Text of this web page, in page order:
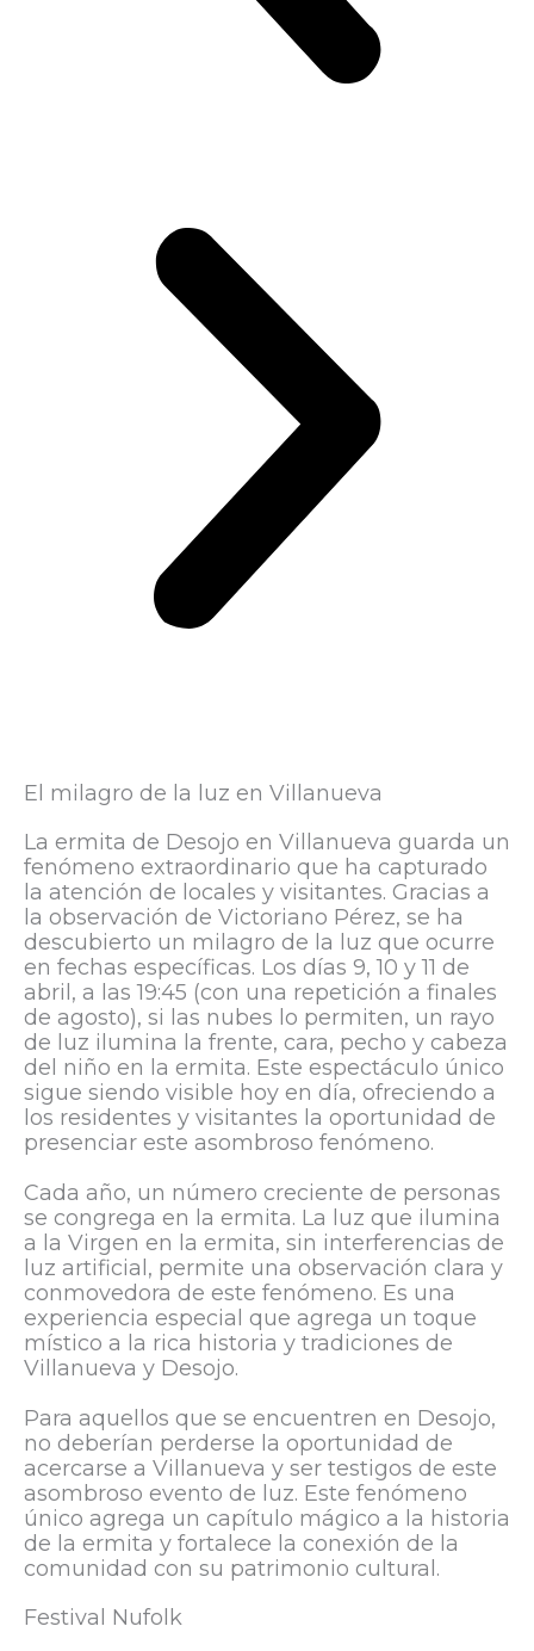
El milagro de la luz en Villanueva
La ermita de Desojo en Villanueva guarda un
fenómeno extraordinario que ha capturado
la atención de locales y visitantes. Gracias a
la observación de Victoriano Pérez, se ha
descubierto un milagro de la luz que ocurre
en fechas específicas. Los días 9, 10 y 11 de
abril, a las 19:45 (con una repetición a finales
de agosto), si las nubes lo permiten, un rayo
de luz ilumina la frente, cara, pecho y cabeza
del niño en la ermita. Este espectáculo único
sigue siendo visible hoy en día, ofreciendo a
los residentes y visitantes la oportunidad de
presenciar este asombroso fenómeno.
Cada año, un número creciente de personas
se congrega en la ermita. La luz que ilumina
a la Virgen en la ermita, sin interferencias de
luz artificial, permite una observación clara y
conmovedora de este fenómeno. Es una
experiencia especial que agrega un toque
místico a la rica historia y tradiciones de
Villanueva y Desojo.
Para aquellos que se encuentren en Desojo,
no deberían perderse la oportunidad de
acercarse a Villanueva y ser testigos de este
asombroso evento de luz. Este fenómeno
único agrega un capítulo mágico a la historia
de la ermita y fortalece la conexión de la
comunidad con su patrimonio cultural.
Festival Nufolk